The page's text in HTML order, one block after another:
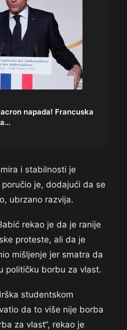
napada! Francuska
i stabilnosti je
poručio je, dodajući da se
ubrzano razvija.
rekao je da je ranije
proteste, ali da je
mišljenje jer smatra da
političku borbu za vlast.
studentskom
da to više nije borba
za vlast“, rekao je